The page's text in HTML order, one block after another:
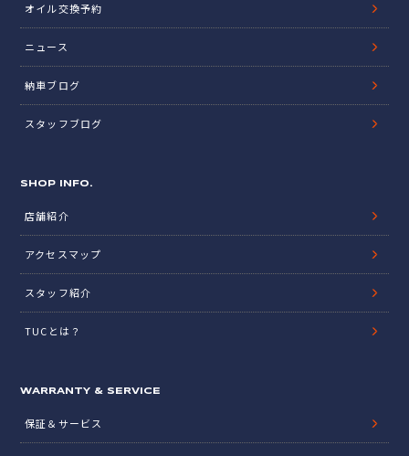
オイル交換予約
ニュース
納車ブログ
スタッフブログ
SHOP INFO.
店舗紹介
アクセスマップ
スタッフ紹介
TUCとは？
WARRANTY & SERVICE
保証＆サービス